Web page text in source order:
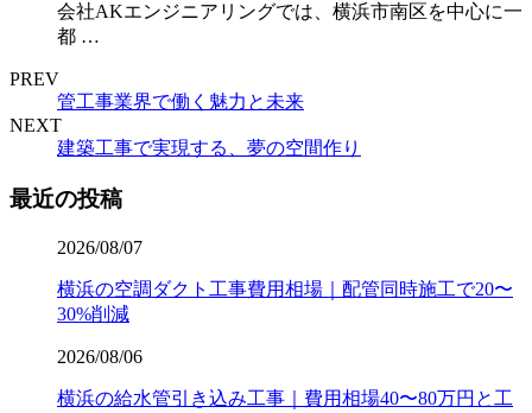
会社AKエンジニアリングでは、横浜市南区を中心に一
都 …
PREV
管工事業界で働く魅力と未来
NEXT
建築工事で実現する、夢の空間作り
最近の投稿
2026/08/07
横浜の空調ダクト工事費用相場｜配管同時施工で20〜
30%削減
2026/08/06
横浜の給水管引き込み工事｜費用相場40〜80万円と工